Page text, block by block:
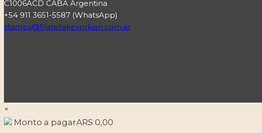
C1006ACD CABA Argentina
+54 911 3651-5587 (WhatsApp)
stamps@filateliakevorkian.com.ar
×
Monto a pagarARS 0,00